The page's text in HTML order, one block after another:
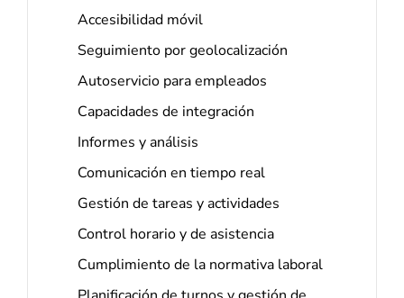
Accesibilidad móvil
Seguimiento por geolocalización
Autoservicio para empleados
Capacidades de integración
Informes y análisis
Comunicación en tiempo real
Gestión de tareas y actividades
Control horario y de asistencia
Cumplimiento de la normativa laboral